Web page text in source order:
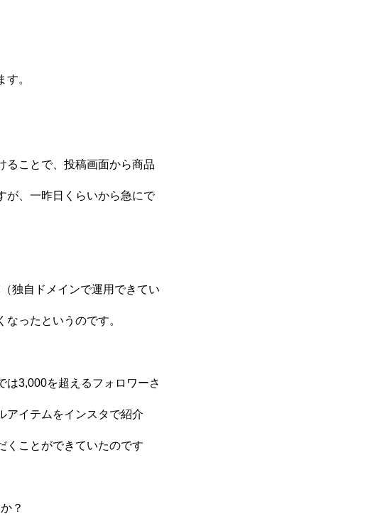
。
ることで、投稿画面から商品
が、一昨日くらいから急にで
独自ドメインで運用できてい
ったというのです。
は3,000を超えるフォロワーさ
アイテムをインスタで紹介
くことができていたのです
？